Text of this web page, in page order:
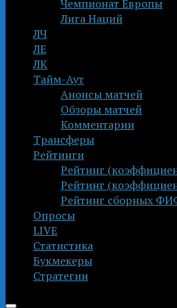
Чемпионат Европы
Лига Наций
ЛЧ
ЛЕ
ЛК
Тайм-Аут
Анонсы матчей
Обзоры матчей
Комментарии
Трансферы
Рейтинги
Рейтинг
Рейтинг
Рейтинг сборных
Опросы
LIVE
Статистика
Букмекеры
Стратегии